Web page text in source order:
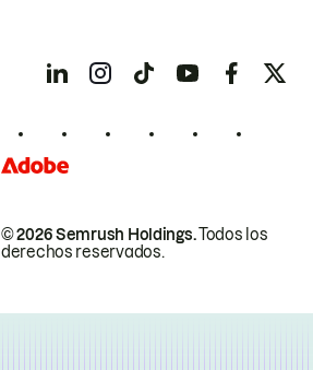
© 2026 Semrush Holdings.Todos los
derechos reservados.